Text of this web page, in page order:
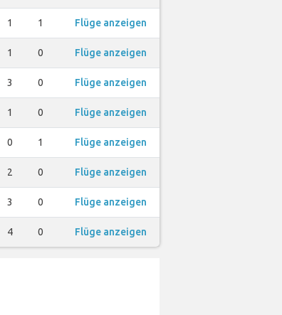
1 1 Flüge anzeigen
1 0 Flüge anzeigen
3 0 Flüge anzeigen
1 0 Flüge anzeigen
0 1 Flüge anzeigen
2 0 Flüge anzeigen
3 0 Flüge anzeigen
4 0 Flüge anzeigen